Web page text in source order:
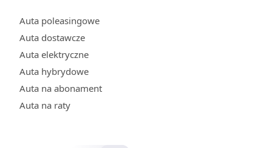
Auta poleasingowe
Auta dostawcze
Auta elektryczne
Auta hybrydowe
Auta na abonament
Auta na raty